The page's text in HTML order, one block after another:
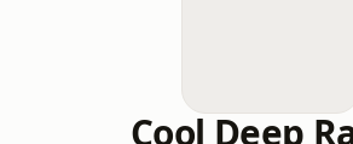
Cool Deep